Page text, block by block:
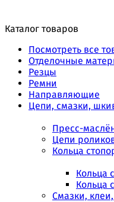
Каталог товаров
Посмотреть все
Отделочные
Резцы
Ремни
Направляющие
Цепи, смазки,
Пресс-
Цепи
Кольца
Кольца
Кольца
Смазки,